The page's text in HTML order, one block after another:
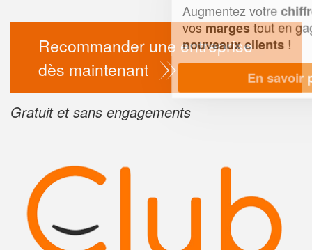
Recommander une entreprise
dès maintenant
Gratuit et sans engagements
Augmentez votrechiffre d'affaireset
vosmargestout en gagnant de
nouveaux clients!
En savoir plus